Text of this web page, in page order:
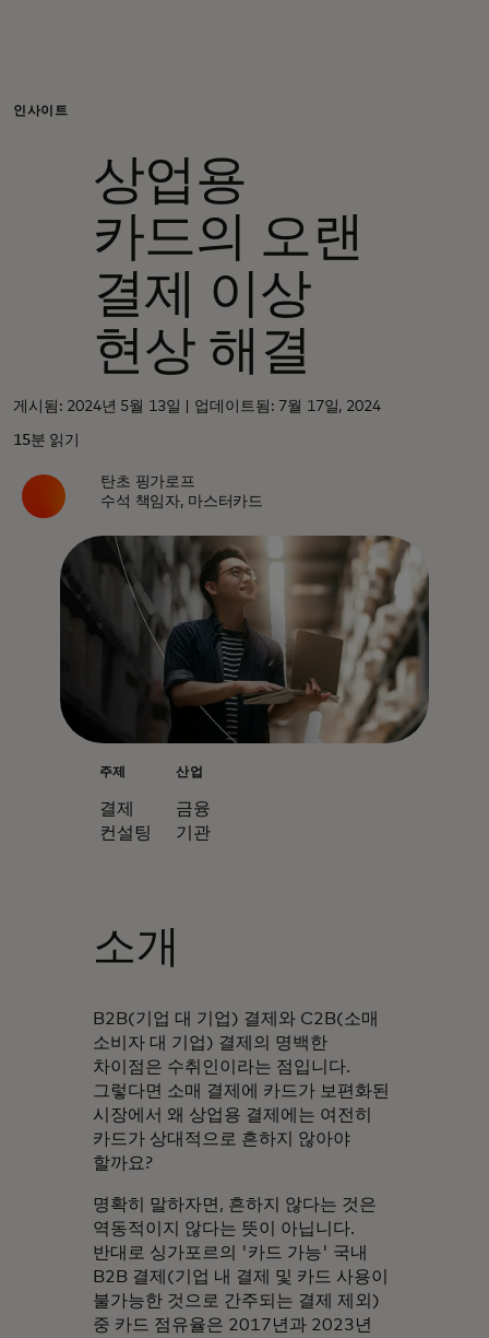
비즈니스 고객
모두를 위한 가치
이노베이터
뉴스 & 인사이트
인사이트
상업용
카드의 오랜
결제 이상
현상 해결
게시됨: 2024년 5월 13일 | 업데이트됨: 7월 17일, 2024
15분 읽기
탄초 핑가로프
수석 책임자, 마스터카드
주제
결제
컨설팅
산업
금융
기관
소개
B2B(기업 대 기업) 결제와 C2B(소매
소비자 대 기업) 결제의 명백한
차이점은 수취인이라는 점입니다.
그렇다면 소매 결제에 카드가 보편화된
시장에서 왜 상업용 결제에는 여전히
카드가 상대적으로 흔하지 않아야
할까요?
명확히 말하자면, 흔하지 않다는 것은
역동적이지 않다는 뜻이 아닙니다.
반대로 싱가포르의 '카드 가능' 국내
B2B 결제(기업 내 결제 및 카드 사용이
불가능한 것으로 간주되는 결제 제외)
중 카드 점유율은 2017년과 2023년